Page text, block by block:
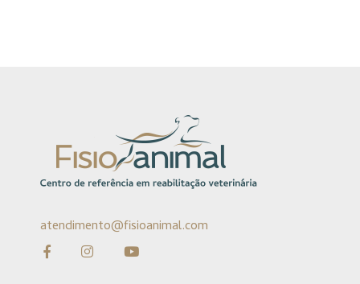
atendimento@fisioanimal.com